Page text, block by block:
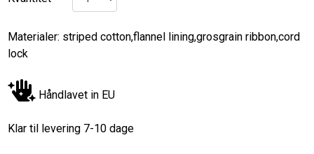
Materialer: striped cotton,flannel lining,grosgrain ribbon,cord
lock
Håndlavet in EU
Klar til levering 7-10 dage